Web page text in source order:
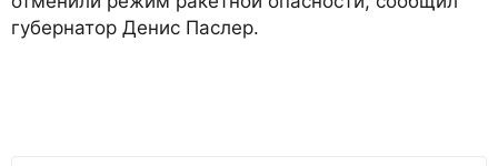
губернатор Денис Паслер.